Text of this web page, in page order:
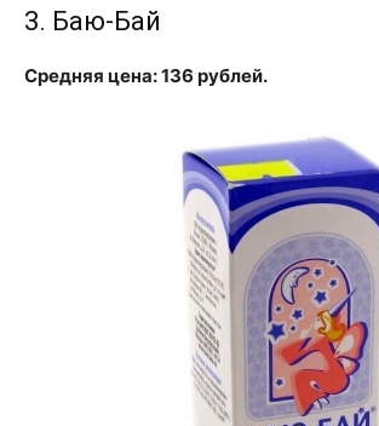
3. Баю-Бай
Средняя цена: 136 рублей.